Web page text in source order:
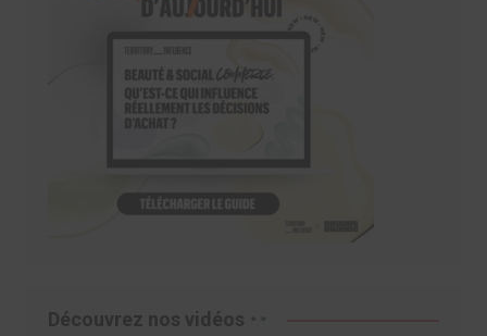
Découvrez nos vidéos